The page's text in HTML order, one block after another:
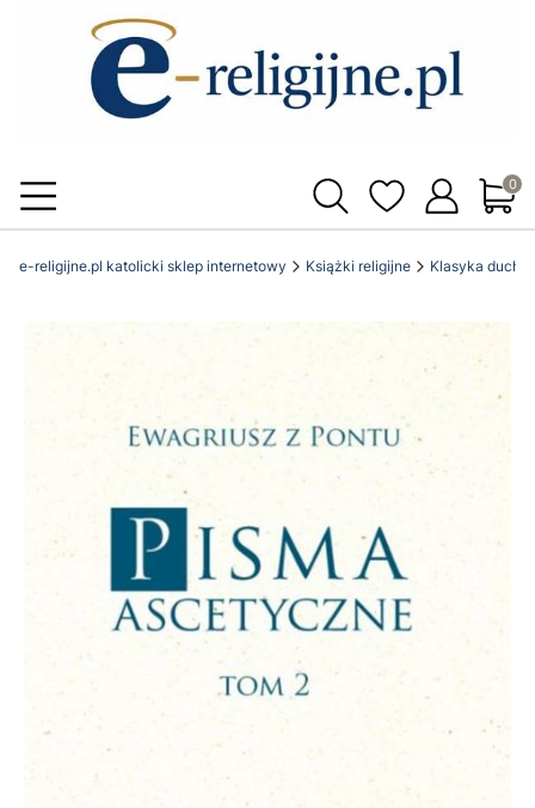
e-religijne.pl katolicki sklep internetowy Książki religijne Klasyka